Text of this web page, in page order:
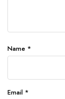
Name *
Email *